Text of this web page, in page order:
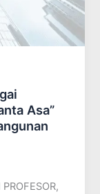
Asa”